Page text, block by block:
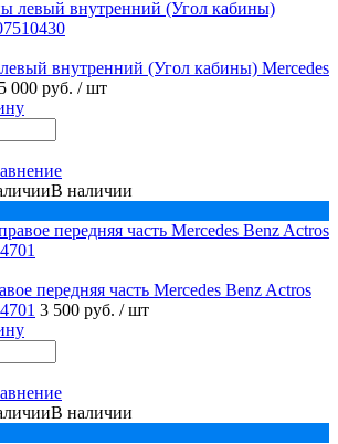
внутренний (Угол кабины) Mercedes
5 000 руб. / шт
В наличии
передняя часть Mercedes Benz Actros
3 500 руб. / шт
В наличии